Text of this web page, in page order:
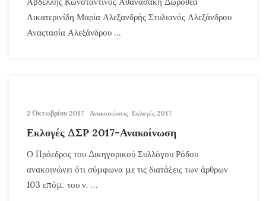
Αικατερινίδη Μαρία Αλεξανδρής Στυλιανός Αλεξάνδρου
Αναςτασία Αλεξάνδρου ...
2 Οκτωβρίου 2017 Ανακοινώσεις, Εκλογές 2017
Εκλογές ΔΣΡ 2017-Ανακοίνωση
Ο Πρόεδρος του Δικηγορικού Συλλόγου Ρόδου
ανακοινώνει ότι σύμφωνα με τις διατάξεις των άρθρων
103 επόμ. του ν. ...